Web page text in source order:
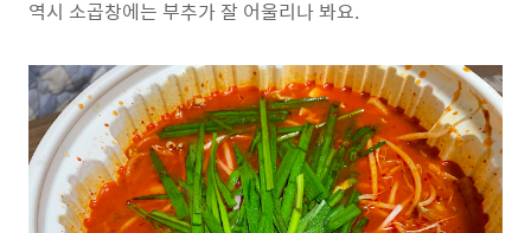
역시 소곱창에는 부추가 잘 어울리나 봐요.